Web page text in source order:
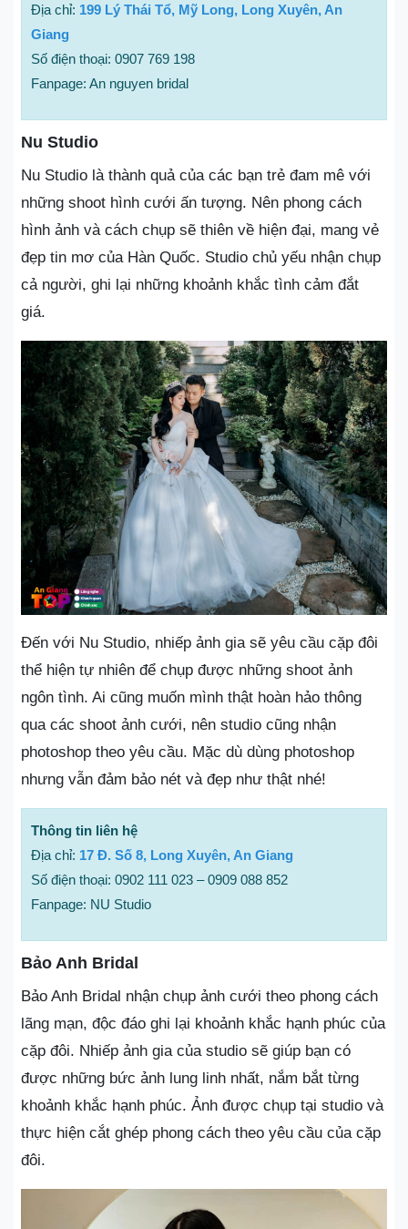
Địa chỉ: 199 Lý Thái Tổ, Mỹ Long, Long Xuyên, An
Giang
Số điện thoại: 0907 769 198
Fanpage: An nguyen bridal
Nu Studio
Nu Studio là thành quả của các bạn trẻ đam mê với
những shoot hình cưới ấn tượng. Nên phong cách
hình ảnh và cách chụp sẽ thiên về hiện đại, mang vẻ
đẹp tin mơ của Hàn Quốc. Studio chủ yếu nhận chụp
cả người, ghi lại những khoảnh khắc tình cảm đắt
giá.
Đến với Nu Studio, nhiếp ảnh gia sẽ yêu cầu cặp đôi
thể hiện tự nhiên để chụp được những shoot ảnh
ngôn tình. Ai cũng muốn mình thật hoàn hảo thông
qua các shoot ảnh cưới, nên studio cũng nhận
photoshop theo yêu cầu. Mặc dù dùng photoshop
nhưng vẫn đảm bảo nét và đẹp như thật nhé!
Thông tin liên hệ
Địa chỉ: 17 Đ. Số 8, Long Xuyên, An Giang
Số điện thoại: 0902 111 023 – 0909 088 852
Fanpage: NU Studio
Bảo Anh Bridal
Bảo Anh Bridal nhận chụp ảnh cưới theo phong cách
lãng mạn, độc đáo ghi lại khoảnh khắc hạnh phúc của
cặp đôi. Nhiếp ảnh gia của studio sẽ giúp bạn có
được những bức ảnh lung linh nhất, nắm bắt từng
khoảnh khắc hạnh phúc. Ảnh được chụp tại studio và
thực hiện cắt ghép phong cách theo yêu cầu của cặp
đôi.